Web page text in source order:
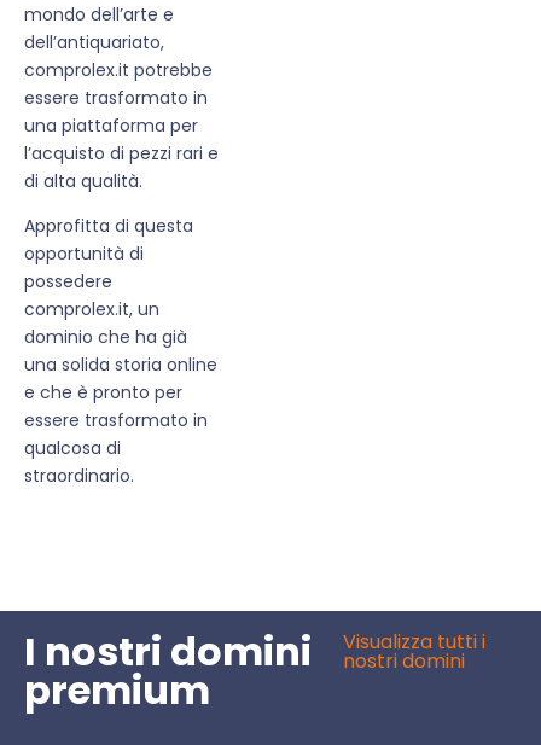
mondo dell’arte e
dell’antiquariato,
comprolex.it potrebbe
essere trasformato in
una piattaforma per
l’acquisto di pezzi rari e
di alta qualità.
Approfitta di questa
opportunità di
possedere
comprolex.it, un
dominio che ha già
una solida storia online
e che è pronto per
essere trasformato in
qualcosa di
straordinario.
I nostri domini
premium
Visualizza tutti i
nostri domini